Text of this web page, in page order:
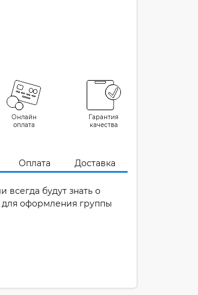
Онлайн
оплата
Гарантия
качества
Оплата Доставка
будут знать о
для оформления группы